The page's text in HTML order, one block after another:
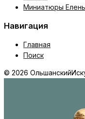
Миниатюры
Навигация
Главная
Поиск
© 2026 Ольшанский